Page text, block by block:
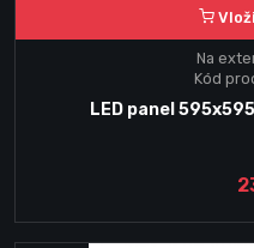
Na
Kód
LED panel